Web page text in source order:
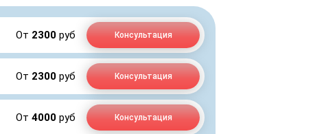
От 2300 руб Консультация
От 2300 руб Консультация
От 4000 руб Консультация